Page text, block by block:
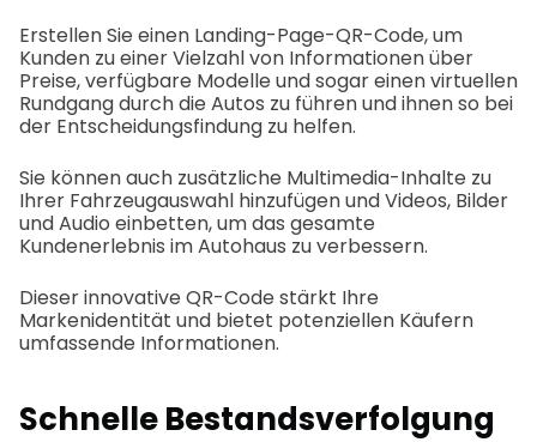
Erstellen Sie einen Landing-Page-QR-Code, um
Kunden zu einer Vielzahl von Informationen über
Preise, verfügbare Modelle und sogar einen virtuellen
Rundgang durch die Autos zu führen und ihnen so bei
der Entscheidungsfindung zu helfen.
Sie können auch zusätzliche Multimedia-Inhalte zu
Ihrer Fahrzeugauswahl hinzufügen und Videos, Bilder
und Audio einbetten, um das gesamte
Kundenerlebnis im Autohaus zu verbessern.
Dieser innovative QR-Code stärkt Ihre
Markenidentität und bietet potenziellen Käufern
umfassende Informationen.
Schnelle Bestandsverfolgung